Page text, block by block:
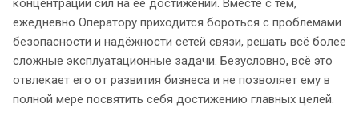
концентрации сил на её достижении. Вместе с тем,
ежедневно Оператору приходится бороться с проблемами
безопасности и надёжности сетей связи, решать всё более
сложные эксплуатационные задачи. Безусловно, всё это
отвлекает его от развития бизнеса и не позволяет ему в
полной мере посвятить себя достижению главных целей.